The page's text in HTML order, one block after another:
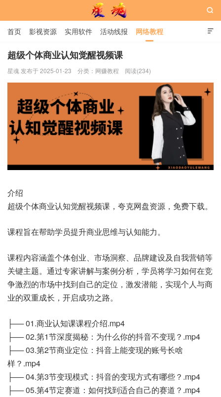
星魂网

首页 影视资源 实用软件 活动线报 网络教程
用户中心 书籍 娱乐

超级个体商业认知觉醒视频课
星魂 发布于 2025-01-23 分类： 网赚教程 阅读(234)
介绍
超级个体商业认知觉醒视频课，夸克网盘资源，免费下载。
课程旨在帮助学员提升商业思维与认知能力。
课程内容涵盖个体创业、市场洞察、品牌建设及自我营销等
关键主题。通过专家讲解与案例分析，学员将学习如何在竞
争激烈的市场中找到自己的定位，激发潜能，实现个人与商
业的双重成长，开启成功之路。
├── 01.商业认知课课程介绍.mp4
├── 02.第1节深度揭秘：为什么你的抖音不变现？.mp4
├── 03.第2节商业定位：抖音上能变现的账号长啥
样？.mp4
├── 04.第3节变现模式：抖音的变现方式有哪些？.mp4
├── 05.第4节定赛道：如何找到适合自己的赛道？.mp4